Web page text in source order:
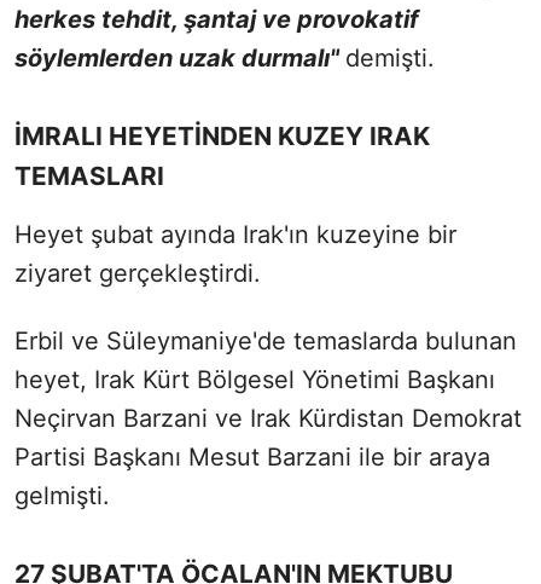
herkes tehdit, şantaj ve provokatif
söylemlerden uzak durmalı" demişti.
İMRALI HEYETİNDEN KUZEY IRAK
TEMASLARI
Heyet şubat ayında Irak'ın kuzeyine bir
ziyaret gerçekleştirdi.
Erbil ve Süleymaniye'de temaslarda bulunan
heyet, Irak Kürt Bölgesel Yönetimi Başkanı
Neçirvan Barzani ve Irak Kürdistan Demokrat
Partisi Başkanı Mesut Barzani ile bir araya
gelmişti.
27 ŞUBAT'TA ÖCALAN'IN MEKTUBU